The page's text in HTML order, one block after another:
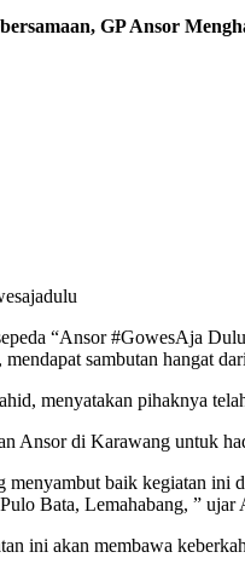
GP Ansor
“Ansor #GowesAja
sambutan hangat
menyatakan pihaknya
Ansor di Karawang untuk
baik kegiatan ini
Bata, Lemahabang, ” ujar
ini akan membawa